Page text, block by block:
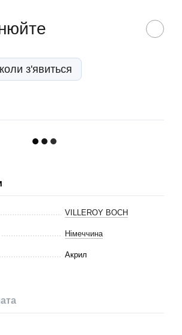
з'явиться
VILLEROY BOCH
Німеччина
Акрил